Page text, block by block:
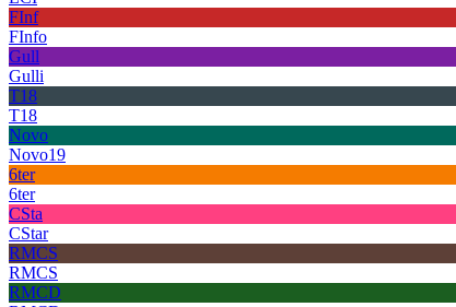
FInf
FInfo
Gull
Gulli
T18
T18
Novo
Novo19
6ter
6ter
CSta
CStar
RMCS
RMCS
RMCD